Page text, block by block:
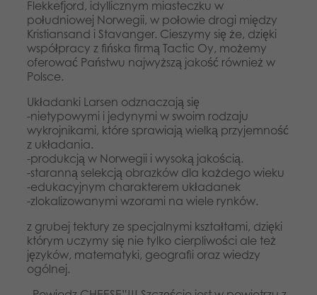
Flekkefjord, idyllicznym miasteczku w
południowej Norwegii, w połowie drogi między
Kristiansand i Stavanger. Cieszymy się że, dzięki
współpracy z fińska firmą Tactic Oy, możemy
oferować Państwu najwyższą jakość również w
Polsce.
Układanki Larsen odznaczają się
-nietypowymi i jedynymi w swoim rodzaju
wykrojnikami, które sprawiają wielką przyjemność
z układania.
-produkcją w Norwegii i wysoką jakością.
-staranną selekcją obrazków dla każdego wieku
-edukacyjnym charakterem układanek
-zlokalizowanymi wzorami na wiele rynków.
z grubej tektury ze specjalnymi kształtami, dzięki
którym uczymy się nie tylko cierpliwości ale też
języków, matematyki, geografii oraz wiedzy
ogólnej.